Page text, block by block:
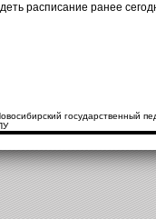
расписание ранее
государственный